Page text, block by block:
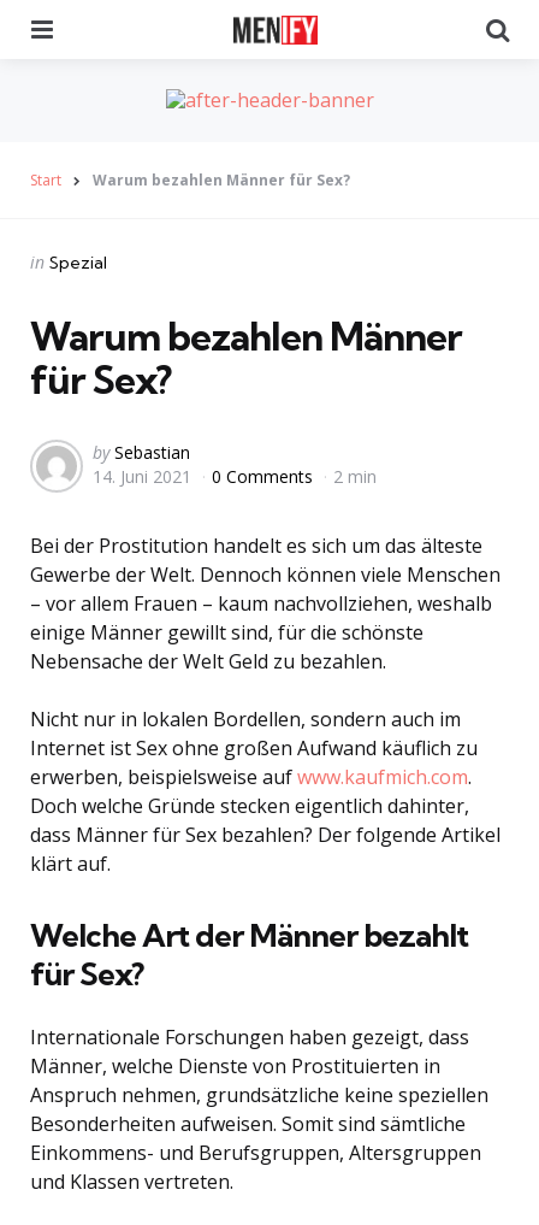
Start Warum bezahlen Männer für Sex?
Categories
Posted
in Spezial
Warum bezahlen Männer
für Sex?
Posted
by
by Sebastian
14. Juni 2021
0 Comments 2 min
Bei der Prostitution handelt es sich um das älteste
Gewerbe der Welt. Dennoch können viele Menschen
– vor allem Frauen – kaum nachvollziehen, weshalb
einige Männer gewillt sind, für die schönste
Nebensache der Welt Geld zu bezahlen.
Nicht nur in lokalen Bordellen, sondern auch im
Internet ist Sex ohne großen Aufwand käuflich zu
erwerben, beispielsweise aufwww.kaufmich.com.
Doch welche Gründe stecken eigentlich dahinter,
dass Männer für Sex bezahlen? Der folgende Artikel
klärt auf.
Welche Art der Männer bezahlt
für Sex?
Internationale Forschungen haben gezeigt, dass
Männer, welche Dienste von Prostituierten in
Anspruch nehmen, grundsätzliche keine speziellen
Besonderheiten aufweisen. Somit sind sämtliche
Einkommens- und Berufsgruppen, Altersgruppen
und Klassen vertreten.